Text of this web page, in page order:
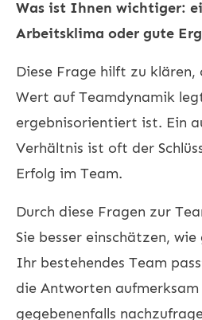
Was ist Ihnen wichtiger:
Arbeitsklima oder gute
Diese Frage hilft zu klären,
Wert auf Teamdynamik
ergebnisorientiert ist. Ein
Verhältnis ist oft der
Erfolg im Team.
Durch diese Fragen zur
Sie besser einschätzen,
Ihr bestehendes Team
die Antworten aufmerksam
gegebenenfalls